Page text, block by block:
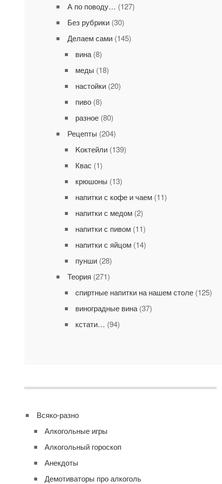
А по поводу… (127)
Без рубрики(30)
Делаем сами(145)
вина(8)
меды (18)
настойки(20)
пиво(8)
разное(80)
Рецепты (204)
Kоктейли(139)
Квас (1)
крюшоны (13)
напитки с кофе и чаем(11)
напитки с медом(2)
напитки с пивом(11)
напитки с яйцом(14)
пунши(28)
Теория (271)
cпиртные напитки на нашем столе(125)
виноградные вина(37)
кстати… (94)
Всяко-разно
Алкогольные игры
Алкогольный гороскоп
Анекдоты
Демотиваторы про алкоголь